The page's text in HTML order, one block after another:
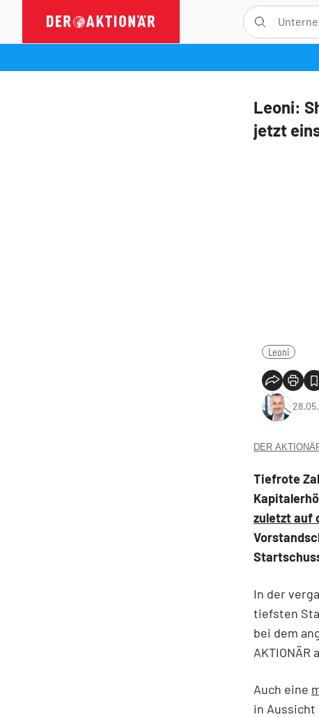
Leoni:
jetzt
Leoni
DER
Tiefrote
zuletzt auf
In der
tiefsten
bei dem
Auch eine
in